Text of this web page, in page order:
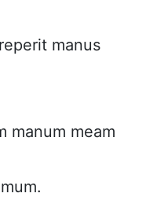
manus
manum meam